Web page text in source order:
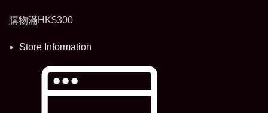
購物滿HK$300
Store Information